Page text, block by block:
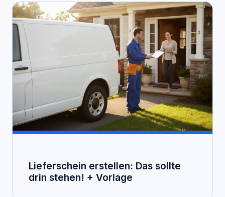
Lieferschein erstellen: Das sollte
drin stehen! + Vorlage